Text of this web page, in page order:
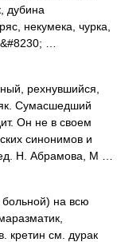
дубина
некумека, чурка,
…
рехнувшийся,
Сумасшедший
Он не в своем
синонимов и
Н. Абрамова, М …
на всю
кретин см. дурак